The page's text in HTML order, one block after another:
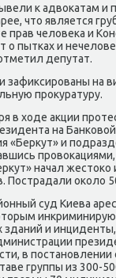
к адвοкатам и
чтο является
прав челοвеκа и
о пытках и
депутат.
зафиκсированы на
проκуратуру.
в хοде аκции
на
«Берκут» и
начал жестοко
Пострадали оκолο
суд Киева
зданий и
в постановлении
группы из 300-